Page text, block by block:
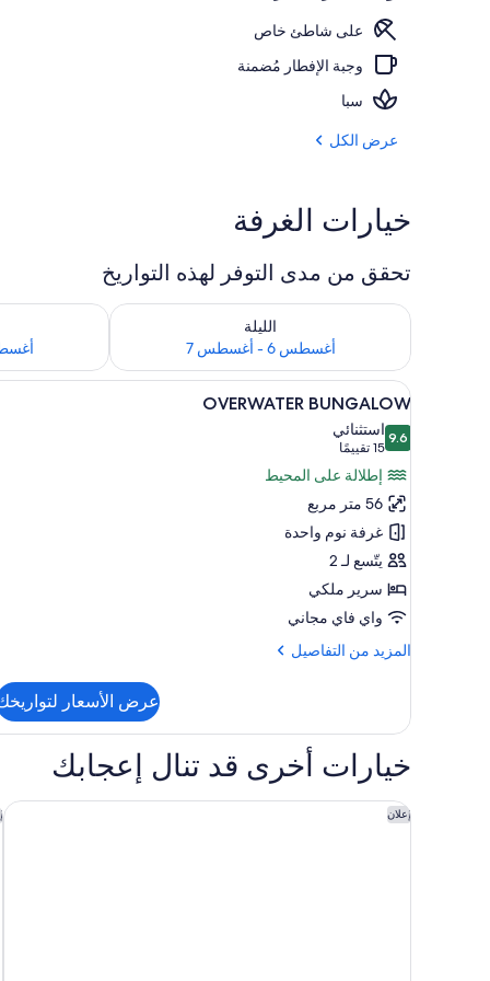
على شاطئ خاص
وجبة الإفطار مُضمنة
سبا
عرض الكل
خيارات الغرفة
تحقق من مدى التوفر لهذه التواريخ
الليلة
أغسطس 6 - أغسطس 7
تحقق من مدى التوفر لليلة للفترة أغسطس 6 - أغسطس 7
أغسطس 7
تحقق من مدى
استعراض
جميع
صور
OVERWATER
BUNGALOW
3
OVERWATER BUNGALOW
9.69.6 من 10
استثنائي
15 تقييمًا(15
تقييمًا)
إطلالة على المحيط
56 متر مربع
غرفة نوم واحدة
يتّسع لـ 2
سرير ملكي
واي فاي مجاني
المزيد من التفاصيل
المزيد
OVERWATER
BUNGALOW
عرض الأسعار
خيارات أخرى قد تنال إعجابك
إعلان
اليلا ماياكوبا باي حيات